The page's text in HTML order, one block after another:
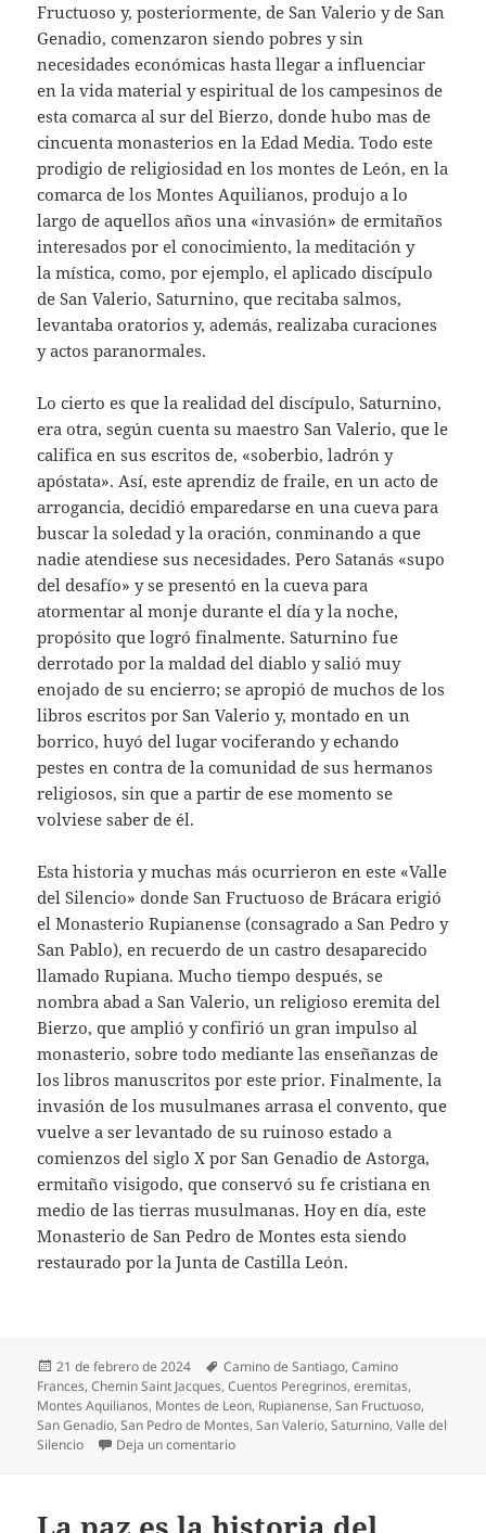
Fructuoso y, posteriormente, de San Valerio y de San
Genadio, comenzaron siendo pobres y sin
necesidades económicas hasta llegar a influenciar
en la vida material y espiritual de los campesinos de
esta comarca al sur del Bierzo, donde hubo mas de
cincuenta monasterios en la Edad Media. Todo este
prodigio de religiosidad en los montes de León, en la
comarca de los Montes Aquilianos, produjo a lo
largo de aquellos años una «invasión» de ermitaños
interesados por el conocimiento, la meditación y
la mística, como, por ejemplo, el aplicado discípulo
de San Valerio, Saturnino, que recitaba salmos,
levantaba oratorios y, además, realizaba curaciones
y actos paranormales.
Lo cierto es que la realidad del discípulo, Saturnino,
era otra, según cuenta su maestro San Valerio, que le
califica en sus escritos de, «soberbio, ladrón y
apóstata». Así, este aprendiz de fraile, en un acto de
arrogancia, decidió emparedarse en una cueva para
buscar la soledad y la oración, conminando a que
nadie atendiese sus necesidades. Pero Satanás «supo
del desafío» y se presentó en la cueva para
atormentar al monje durante el día y la noche,
propósito que logró finalmente. Saturnino fue
derrotado por la maldad del diablo y salió muy
enojado de su encierro; se apropió de muchos de los
libros escritos por San Valerio y, montado en un
borrico, huyó del lugar vociferando y echando
pestes en contra de la comunidad de sus hermanos
religiosos, sin que a partir de ese momento se
volviese saber de él.
Esta historia y muchas más ocurrieron en este «Valle
del Silencio» donde San Fructuoso de Brácara erigió
el Monasterio Rupianense (consagrado a San Pedro y
San Pablo), en recuerdo de un castro desaparecido
llamado Rupiana. Mucho tiempo después, se
nombra abad a San Valerio, un religioso eremita del
Bierzo, que amplió y confirió un gran impulso al
monasterio, sobre todo mediante las enseñanzas de
los libros manuscritos por este prior. Finalmente, la
invasión de los musulmanes arrasa el convento, que
vuelve a ser levantado de su ruinoso estado a
comienzos del siglo X por San Genadio de Astorga,
ermitaño visigodo, que conservó su fe cristiana en
medio de las tierras musulmanas. Hoy en día, este
Monasterio de San Pedro de Montes esta siendo
restaurado por la Junta de Castilla León.
Publicado
el
21 de febrero de 2024 Etiquetas
Camino de Santiago,Camino
Frances,Chemin Saint Jacques,Cuentos Peregrinos,eremitas,
Montes Aquilianos, Montes de Leon, Rupianense,San Fructuoso,
San Genadio,San Pedro de Montes,San Valerio,Saturnino,Valle del
Silencio
Deja un comentarioen Saturnino, el eremita berciano